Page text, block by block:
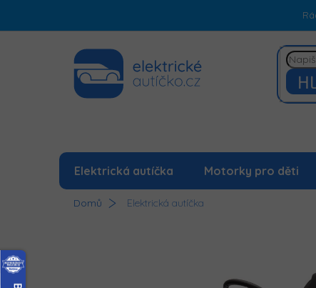
obsah
Elektrická autíčka Motorky pro děti
Domů Elektrická autíčka